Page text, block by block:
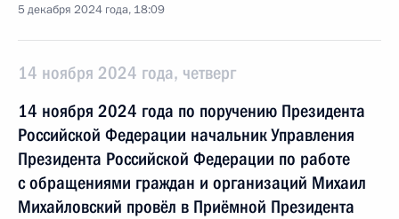
5 декабря 2024 года, 18:09
14 ноября 2024 года, четверг
14 ноября 2024 года по поручению Президента
Российской Федерации начальник Управления
Президента Российской Федерации по работе
с обращениями граждан и организаций Михаил
Михайловский провёл в Приёмной Президента